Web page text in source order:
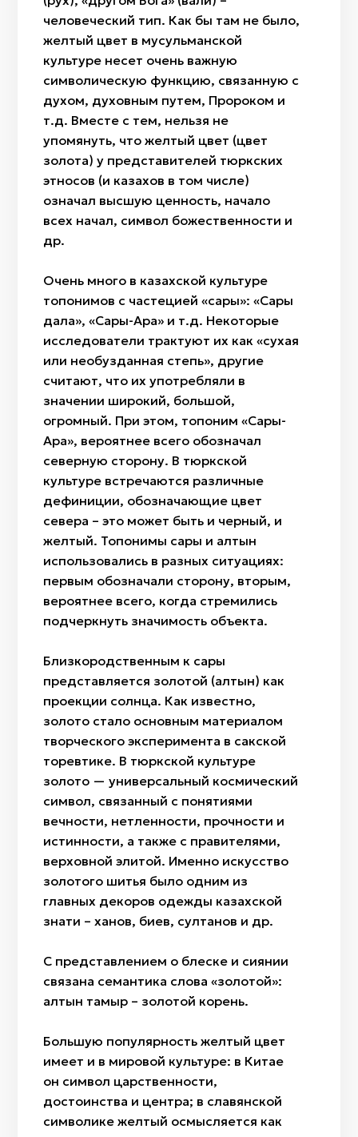
человеческий тип. Как бы там не было,
желтый цвет в мусульманской
культуре несет очень важную
символическую функцию, связанную с
духом, духовным путем, Пророком и
т.д. Вместе с тем, нельзя не
упомянуть, что желтый цвет (цвет
золота) у представителей тюркских
этносов (и казахов в том числе)
означал высшую ценность, начало
всех начал, символ божественности и
др.
Очень много в казахской культуре
топонимов с частецией «сары»: «Сары
дала», «Сары-Арқа» и т.д. Некоторые
исследователи трактуют их как «сухая
или необузданная степь», другие
считают, что их употребляли в
значении широкий, большой,
огромный. При этом, топоним «Сары-
Арқа», вероятнее всего обозначал
северную сторону. В тюркской
культуре встречаются различные
дефиниции, обозначающие цвет
севера – это может быть и черный, и
желтый. Топонимы сары и алтын
использовались в разных ситуациях:
первым обозначали сторону, вторым,
вероятнее всего, когда стремились
подчеркнуть значимость объекта.
Близкородственным к сары
представляется золотой (алтын) как
проекции солнца. Как известно,
золото стало основным материалом
творческого эксперимента в сакской
торевтике. В тюркской культуре
золото — универсальный космический
символ, связанный с понятиями
вечности, нетленности, прочности и
истинности, а также с правителями,
верховной элитой. Именно искусство
золотого шитья было одним из
главных декоров одежды казахской
знати – ханов, биев, султанов и др.
С представлением о блеске и сиянии
связана семантика слова «золотой»:
алтын тамыр – золотой корень.
Большую популярность желтый цвет
имеет и в мировой культуре: в Китае
он символ царственности,
достоинства и центра; в славянской
символике желтый осмысляется как